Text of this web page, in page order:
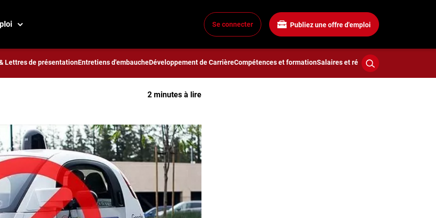
Se connecter Publiez une offre d'emploi
Lettres de présentationEntretiens d'embaucheDéveloppement de CarrièreCompétences et formationSalaires et rémunération
t-elle freiner cette technologie ?
va-t-elle
?
2 minutes à lire